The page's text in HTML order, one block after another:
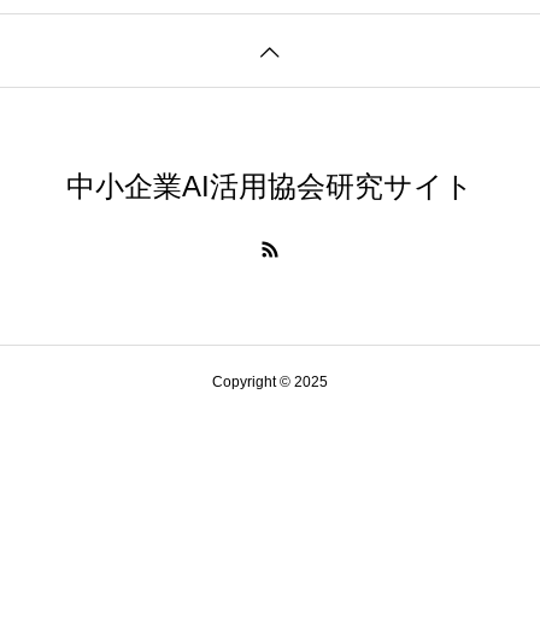
中小企業AI活用協会研究サイト
Copyright © 2025